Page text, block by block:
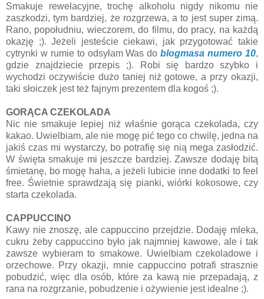
Smakuje rewelacyjne, trochę alkoholu nigdy nikomu nie
zaszkodzi, tym bardziej, że rozgrzewa, a to jest super zimą.
Rano, popołudniu, wieczorem, do filmu, do pracy, na każdą
okazję ;). Jeżeli jesteście ciekawi, jak przygotować takie
cytrynki w rumie to odsyłam Was doblogmasa numero 10,
gdzie znajdziecie przepis ;). Robi się bardzo szybko i
wychodzi oczywiście dużo taniej niż gotowe, a przy okazji,
taki słoiczek jest też fajnym prezentem dla kogoś ;).
GORĄCA CZEKOLADA
Nic nie smakuje lepiej niż właśnie gorąca czekolada, czy
kakao. Uwielbiam, ale nie mogę pić tego co chwilę, jedna na
jakiś czas mi wystarczy, bo potrafię się nią mega zasłodzić.
W święta smakuje mi jeszcze bardziej. Zawsze dodaję bitą
śmietanę, bo mogę haha, a jeżeli lubicie inne dodatki to feel
free. Świetnie sprawdzają się pianki, wiórki kokosowe, czy
starta czekolada.
CAPPUCCINO
Kawy nie znoszę, ale cappuccino przejdzie. Dodaję mleka,
cukru żeby cappuccino było jak najmniej kawowe, ale i tak
zawsze wybieram to smakowe. Uwielbiam czekoladowe i
orzechowe. Przy okazji, mnie cappuccino potrafi strasznie
pobudzić, więc dla osób, które za kawą nie przepadają, z
rana na rozgrzanie, pobudzenie i ożywienie jest idealne ;).